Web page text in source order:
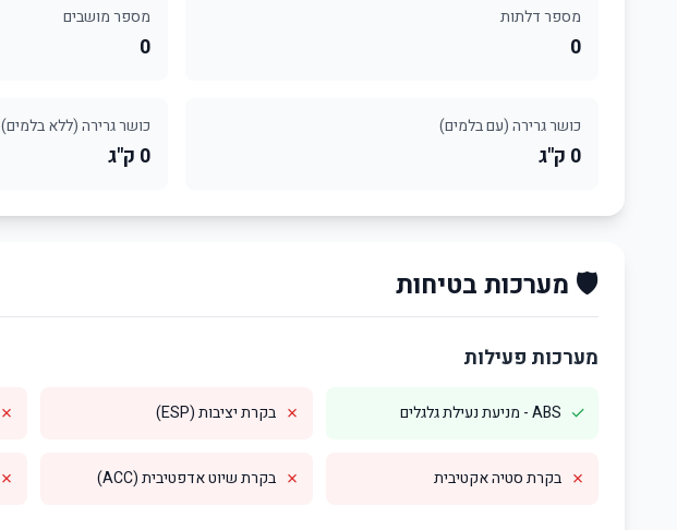
מספר דלתות
0
מספר מושבים
0
כושר גרירה (עם בלמים)
0 ק"ג
כושר גרירה (ללא בלמים)
0 ק"ג
🛡️ מערכות בטיחות
מערכות פעילות
✓ ABS - מניעת נעילת גלגלים ✗ בקרת יציבות (ESP) ✗
✗ בקרת סטיה אקטיבית ✗ בקרת שיוט אדפטיבית (ACC) ✗